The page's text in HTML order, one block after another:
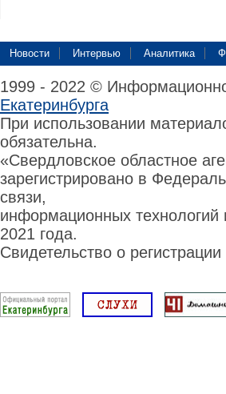
Новости Интервью Аналитика
1999 - 2022 ©
Екатеринбурга
При использовании
обязательна.
«Свердловское областное
зарегистрировано в
связи,
информационных
2021 года.
Свидетельство о